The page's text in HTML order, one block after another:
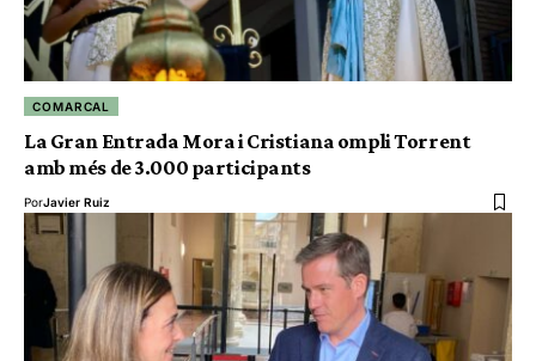
COMARCAL
La Gran Entrada Mora i Cristiana ompli Torrent
amb més de 3.000 participants
PorJavier Ruiz